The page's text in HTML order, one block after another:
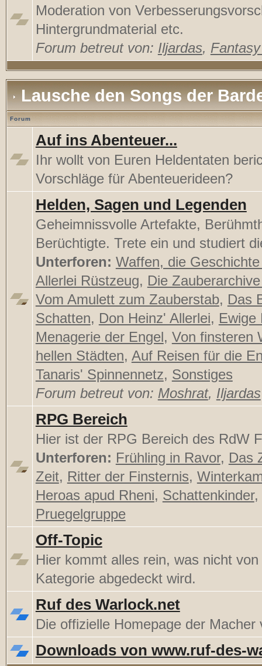
Moderation von
Hintergrundmaterial etc.
Forum betreut von: Iljardas,
Lausche den Songs der
Forum
Auf ins Abenteuer...
Ihr wollt von Euren Heldentaten
Vorschläge für Abenteuerideen?
Helden, Sagen und Legenden
Geheimnissvolle Artefakte,
Berüchtigte. Trete ein und studiert
Unterforen: Waffen, die
Allerlei Rüstzeug, Die
Vom Amulett zum Zauberstab, Das
Schatten, Don Heinz' Allerlei, Ewige
Menagerie der Engel, Von finsteren
hellen Städten, Auf Reisen für die
Tanaris' Spinnennetz, Sonstiges
Forum betreut von: Moshrat, Iljardas
RPG Bereich
Hier ist der RPG Bereich des RdW
Unterforen: Frühling in Ravor, Das
Zeit, Ritter der Finsternis,
Heroas apud Rheni, Schattenkinder,
Pruegelgruppe
Off-Topic
Hier kommt alles rein, was nicht
Kategorie abgedeckt wird.
Ruf des Warlock.net
Die offizielle Homepage der Macher
Downloads von www.ruf-des-